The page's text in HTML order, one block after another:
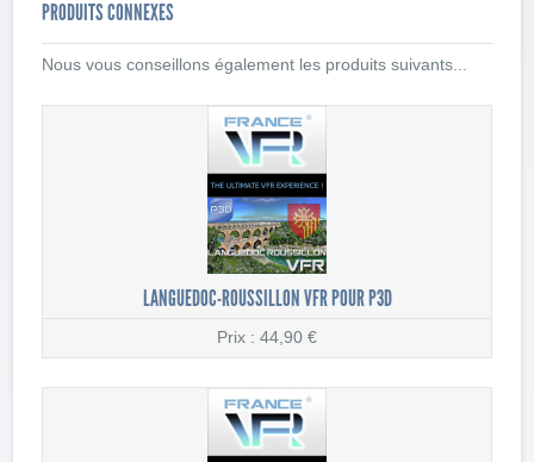
PRODUITS CONNEXES
Nous vous conseillons également les produits suivants...
LANGUEDOC-ROUSSILLON VFR POUR P3D
Prix : 44,90 €